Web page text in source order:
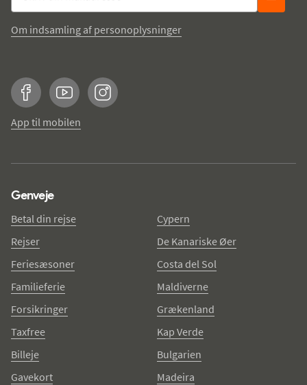
Om indsamling af personoplysninger
FacebookYouTubeInstagram
App til mobilen
Genveje
Betal din rejse
Rejser
Feriesæsoner
Familieferie
Forsikringer
Taxfree
Billeje
Gavekort
Cypern
De Kanariske Øer
Costa del Sol
Maldiverne
Grækenland
Kap Verde
Bulgarien
Madeira